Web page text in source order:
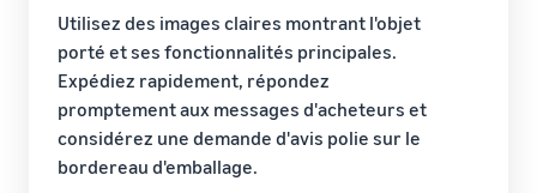
Utilisez des images claires montrant l'objet
porté et ses fonctionnalités principales.
Expédiez rapidement, répondez
promptement aux messages d'acheteurs et
considérez une demande d'avis polie sur le
bordereau d'emballage.